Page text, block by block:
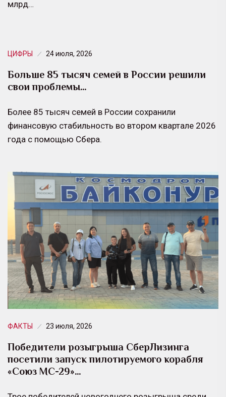
млрд…
ЦИФРЫ 24 июля, 2026
Больше 85 тысяч семей в России решили
свои проблемы…
Более 85 тысяч семей в России сохранили
финансовую стабильность во втором квартале 2026
года с помощью Сбера.
ФАКТЫ 23 июля, 2026
Победители розыгрыша СберЛизинга
посетили запуск пилотируемого корабля
«Союз МС-29»…